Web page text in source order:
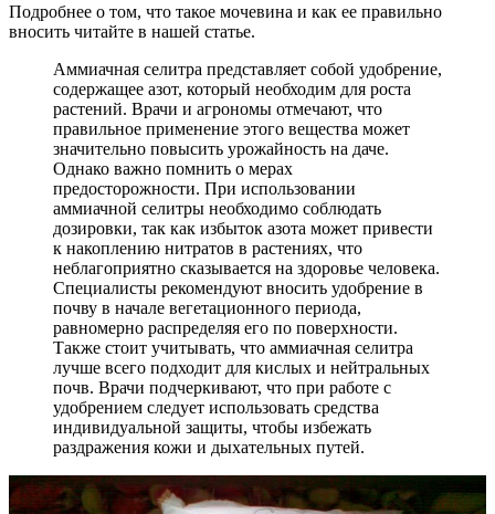
Подробнее о том, что такое мочевина и как ее правильно
вносить читайте в нашей статье.
Аммиачная селитра представляет собой удобрение,
содержащее азот, который необходим для роста
растений. Врачи и агрономы отмечают, что
правильное применение этого вещества может
значительно повысить урожайность на даче.
Однако важно помнить о мерах
предосторожности. При использовании
аммиачной селитры необходимо соблюдать
дозировки, так как избыток азота может привести
к накоплению нитратов в растениях, что
неблагоприятно сказывается на здоровье человека.
Специалисты рекомендуют вносить удобрение в
почву в начале вегетационного периода,
равномерно распределяя его по поверхности.
Также стоит учитывать, что аммиачная селитра
лучше всего подходит для кислых и нейтральных
почв. Врачи подчеркивают, что при работе с
удобрением следует использовать средства
индивидуальной защиты, чтобы избежать
раздражения кожи и дыхательных путей.